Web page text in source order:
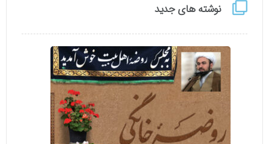
نوشته های جدید